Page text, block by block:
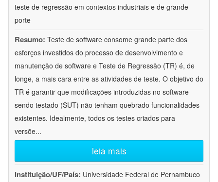
teste de regressão em contextos industriais e de grande
porte
Resumo: Teste de software consome grande parte dos
esforços investidos do processo de desenvolvimento e
manutenção de software e Teste de Regressão (TR) é, de
longe, a mais cara entre as atividades de teste. O objetivo do
TR é garantir que modificações introduzidas no software
sendo testado (SUT) não tenham quebrado funcionalidades
existentes. Idealmente, todos os testes criados para
versõe...
leia mais
Instituição/UF/País: Universidade Federal de Pernambuco